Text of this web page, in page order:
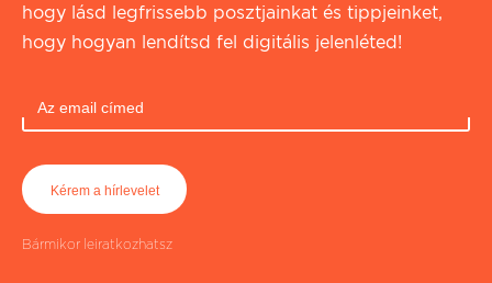
hogy lásd legfrissebb posztjainkat és tippjeinket,
hogy hogyan lendítsd fel digitális jelenléted!
Bármikor leiratkozhatsz